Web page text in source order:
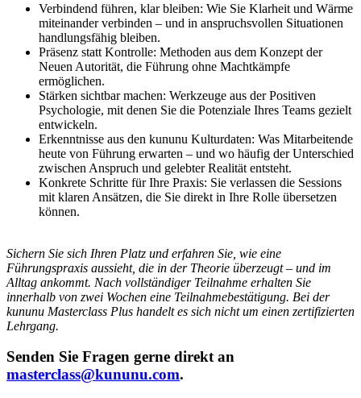
Verbindend führen, klar bleiben: Wie Sie Klarheit und Wärme
miteinander verbinden – und in anspruchsvollen Situationen
handlungsfähig bleiben.
Präsenz statt Kontrolle: Methoden aus dem Konzept der
Neuen Autorität, die Führung ohne Machtkämpfe
ermöglichen.
Stärken sichtbar machen: Werkzeuge aus der Positiven
Psychologie, mit denen Sie die Potenziale Ihres Teams gezielt
entwickeln.
Erkenntnisse aus den kununu Kulturdaten: Was Mitarbeitende
heute von Führung erwarten – und wo häufig der Unterschied
zwischen Anspruch und gelebter Realität entsteht.
Konkrete Schritte für Ihre Praxis: Sie verlassen die Sessions
mit klaren Ansätzen, die Sie direkt in Ihre Rolle übersetzen
können.
Sichern Sie sich Ihren Platz und erfahren Sie, wie eine
Führungspraxis aussieht, die in der Theorie überzeugt – und im
Alltag ankommt. Nach vollständiger Teilnahme erhalten Sie
innerhalb von zwei Wochen eine Teilnahmebestätigung. Bei der
kununu Masterclass Plus handelt es sich nicht um einen zertifizierten
Lehrgang.
Senden Sie Fragen gerne direkt an
masterclass@kununu.com.